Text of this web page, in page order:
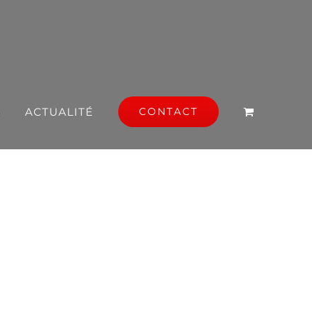
ACTUALITÉ CONTACT